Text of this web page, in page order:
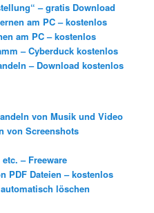
– gratis Download
am PC – kostenlos
am PC – kostenlos
– Cyberduck kostenlos
– Download kostenlos
von Musik und Video
von Screenshots
– Freeware
PDF Dateien – kostenlos
löschen